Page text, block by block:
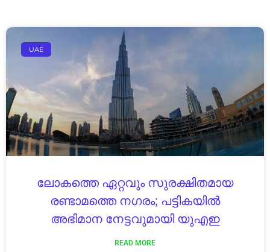
UAE
ലോകത്തെ ഏറ്റവും സുരക്ഷിതമായ
രണ്ടാമത്തെ നഗരം; പട്ടികയിൽ
അഭിമാന നേട്ടവുമായി യുഎഇ
READ MORE